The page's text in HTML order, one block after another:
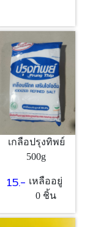
เกลือปรุงทิพย์
500g
15.- เหลืออยู่
0 ชิ้น